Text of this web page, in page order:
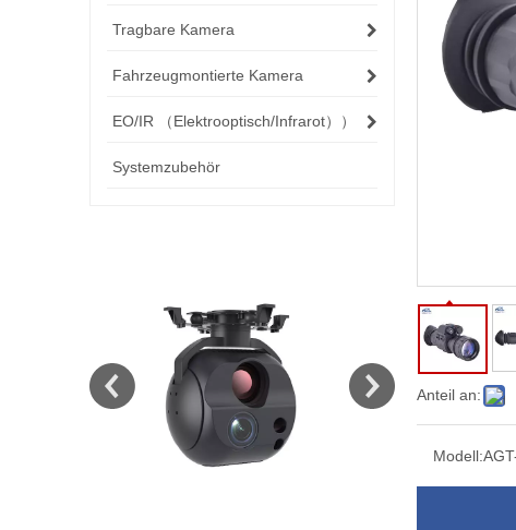
Tragbare Kamera
Fahrzeugmontierte Kamera
EO/IR （Elektrooptisch/Infrarot））
Systemzubehör
Anteil an:
Modell: